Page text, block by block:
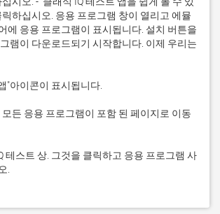
하십시오. 응용 프로그램 창이 열리고 에뮬
에 응용 프로그램이 표시됩니다. 설치 버튼을
램이 다운로드되기 시작합니다. 이제 우리는
.